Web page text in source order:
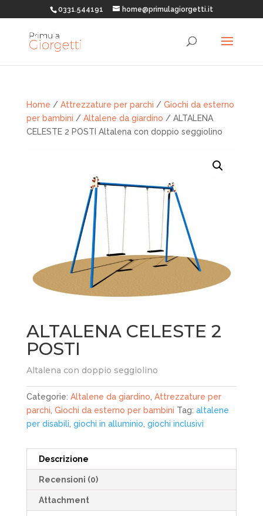
0331.544191 home@primulagiorgetti.it
Home / Attrezzature per parchi / Giochi da esterno
per bambini / Altalene da giardino / ALTALENA
CELESTE 2 POSTI Altalena con doppio seggiolino
ALTALENA CELESTE 2
POSTI
Altalena con doppio seggiolino
Categorie: Altalene da giardino Attrezzature per
parchi Giochi da esterno per bambini Tag: altalene
per disabili giochi in alluminio giochi inclusivi
Descrizione
Recensioni (0)
Attachment